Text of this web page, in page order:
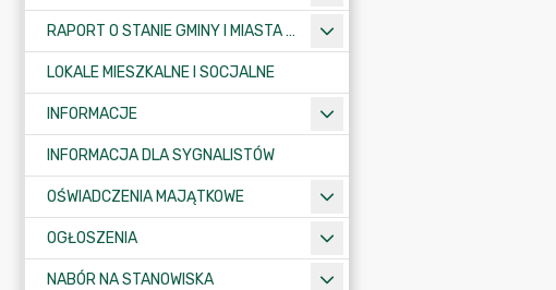
RAPORT O STANIE GMINY I MIASTA KRAJENKA
LOKALE MIESZKALNE I SOCJALNE
INFORMACJE
INFORMACJA DLA SYGNALISTÓW
OŚWIADCZENIA MAJĄTKOWE
OGŁOSZENIA
NABÓR NA STANOWISKA